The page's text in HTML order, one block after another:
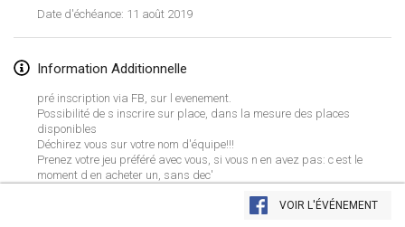
Afficher la liste
Date d'échéance: 11 août 2019
Information Additionnelle
pré inscription via FB, sur l evenement.
Possibilité de s inscrire sur place, dans la mesure des places
disponibles
Déchirez vous sur votre nom d'équipe!!!
Prenez votre jeu préféré avec vous, si vous n en avez pas: c est le
moment d en acheter un, sans dec'
VOIR L'ÉVÉNEMENT
9 févr. 2019|France
OTH
16 févr. 2019
Indoor des Bouchons